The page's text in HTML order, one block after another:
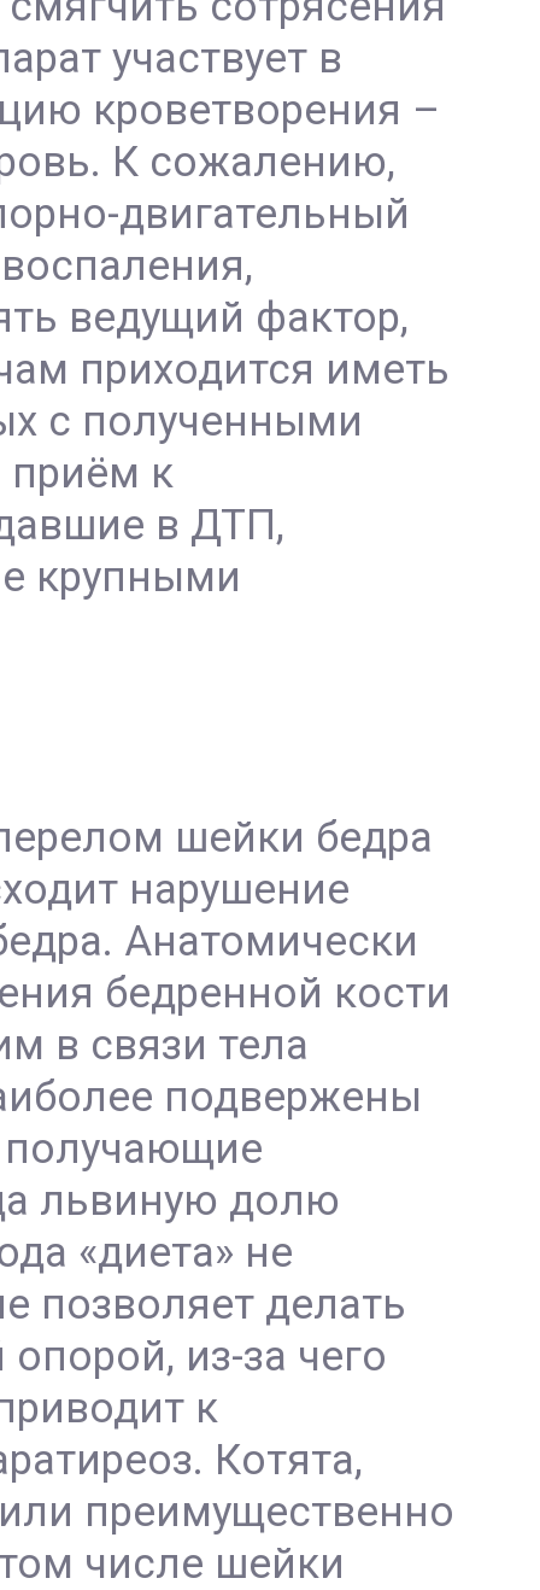
участвует в
кроветворения –
К сожалению,
двигательный
ведущий фактор,
приходится иметь
с полученными
приём к
в ДТП,
крупными
шейки бедра
нарушение
Анатомически
бедренной кости
в связи тела
подвержены
львиную долю
«диета» не
позволяет делать
из-за чего
к
Котята,
преимущественно
числе шейки